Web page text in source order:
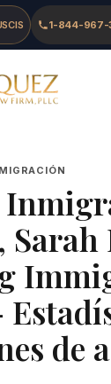
1-844-967-
- Home
Sarah
de